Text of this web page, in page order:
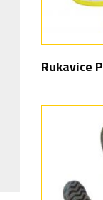
Rukavice